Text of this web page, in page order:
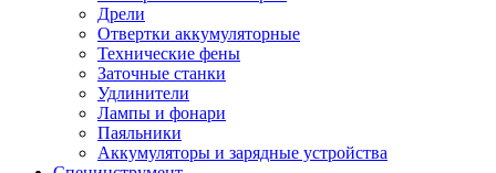
Дрели
Отвертки аккумуляторные
Технические фены
Заточные станки
Удлинители
Лампы и фонари
Паяльники
Аккумуляторы и зарядные устройства